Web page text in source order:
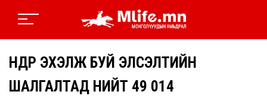
ӨНӨӨДӨР ЭХЭЛЖ БУЙ ЭЛСЭЛТИЙН
ШАЛГАЛТАД НИЙТ 49 014